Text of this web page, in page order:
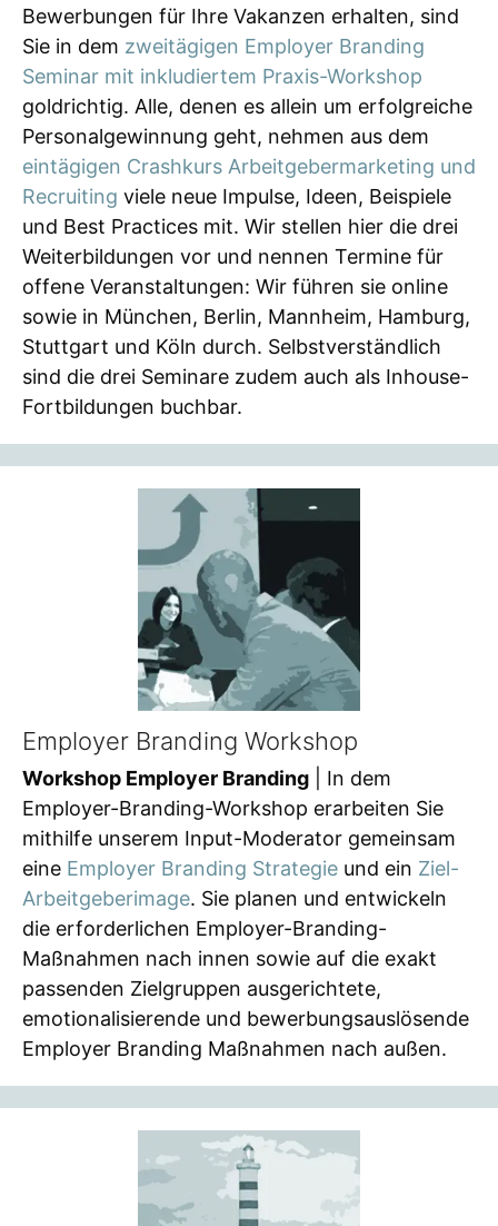
Bewerbungen für Ihre Vakanzen erhalten, sind
Sie in dem zweitägigen Employer Branding
Seminar mit inkludiertem Praxis-Workshop
goldrichtig. Alle, denen es allein um erfolgreiche
Personalgewinnung geht, nehmen aus dem
eintägigen Crashkurs Arbeitgebermarketing und
Recruiting viele neue Impulse, Ideen, Beispiele
und Best Practices mit. Wir stellen hier die drei
Weiterbildungen vor und nennen Termine für
offene Veranstaltungen: Wir führen sie online
sowie in München, Berlin, Mannheim, Hamburg,
Stuttgart und Köln durch. Selbstverständlich
sind die drei Seminare zudem auch als Inhouse-
Fortbildungen buchbar.
Employer Branding Workshop
Workshop Employer Branding | In dem
Employer-Branding-Workshop erarbeiten Sie
mithilfe unserem Input-Moderator gemeinsam
eine Employer Branding Strategie und ein Ziel-
Arbeitgeberimage. Sie planen und entwickeln
die erforderlichen Employer-Branding-
Maßnahmen nach innen sowie auf die exakt
passenden Zielgruppen ausgerichtete,
emotionalisierende und bewerbungsauslösende
Employer Branding Maßnahmen nach außen.